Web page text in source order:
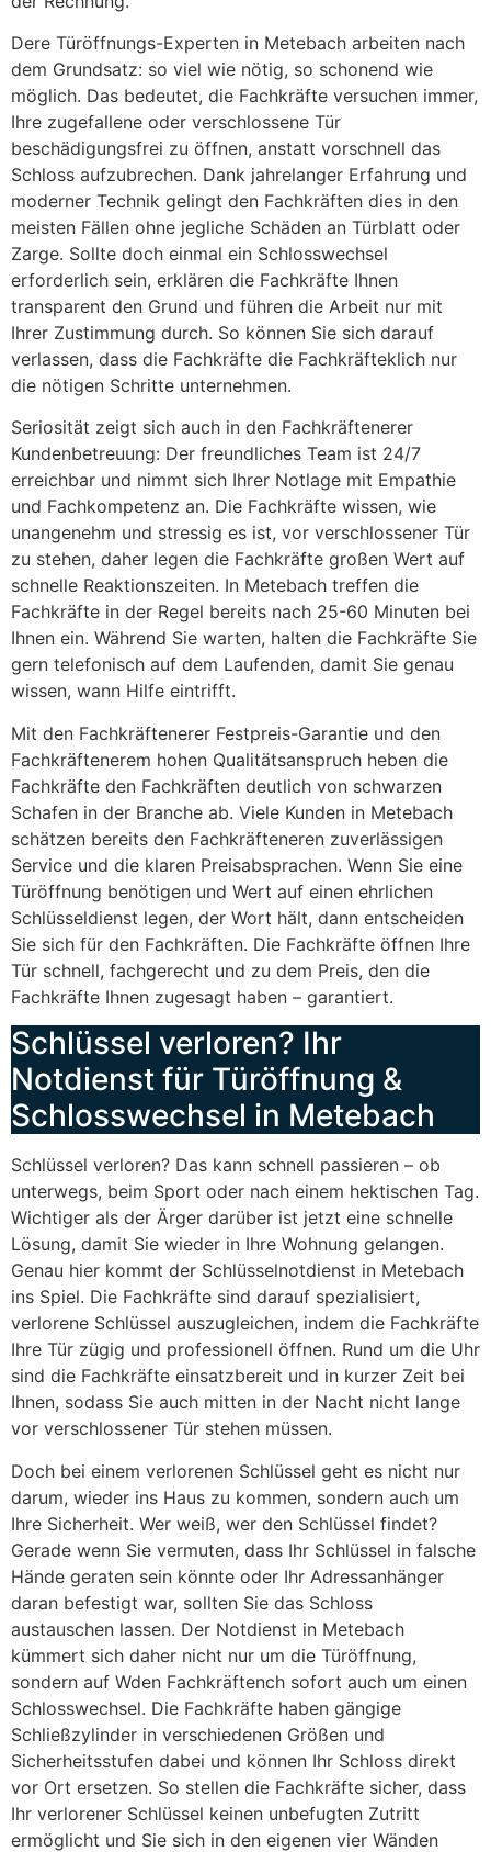
Dere Türöffnungs-Experten in Metebach arbeiten nach
dem Grundsatz: so viel wie nötig, so schonend wie
möglich. Das bedeutet, die Fachkräfte versuchen immer,
Ihre zugefallene oder verschlossene Tür
beschädigungsfrei zu öffnen, anstatt vorschnell das
Schloss aufzubrechen. Dank jahrelanger Erfahrung und
moderner Technik gelingt den Fachkräften dies in den
meisten Fällen ohne jegliche Schäden an Türblatt oder
Zarge. Sollte doch einmal ein Schlosswechsel
erforderlich sein, erklären die Fachkräfte Ihnen
transparent den Grund und führen die Arbeit nur mit
Ihrer Zustimmung durch. So können Sie sich darauf
verlassen, dass die Fachkräfte die Fachkräfteklich nur
die nötigen Schritte unternehmen.
Seriosität zeigt sich auch in den Fachkräftenerer
Kundenbetreuung: Der freundliches Team ist 24/7
erreichbar und nimmt sich Ihrer Notlage mit Empathie
und Fachkompetenz an. Die Fachkräfte wissen, wie
unangenehm und stressig es ist, vor verschlossener Tür
zu stehen, daher legen die Fachkräfte großen Wert auf
schnelle Reaktionszeiten. In Metebach treffen die
Fachkräfte in der Regel bereits nach 25-60 Minuten bei
Ihnen ein. Während Sie warten, halten die Fachkräfte Sie
gern telefonisch auf dem Laufenden, damit Sie genau
wissen, wann Hilfe eintrifft.
Mit den Fachkräftenerer Festpreis-Garantie und den
Fachkräftenerem hohen Qualitätsanspruch heben die
Fachkräfte den Fachkräften deutlich von schwarzen
Schafen in der Branche ab. Viele Kunden in Metebach
schätzen bereits den Fachkräfteneren zuverlässigen
Service und die klaren Preisabsprachen. Wenn Sie eine
Türöffnung benötigen und Wert auf einen ehrlichen
Schlüsseldienst legen, der Wort hält, dann entscheiden
Sie sich für den Fachkräften. Die Fachkräfte öffnen Ihre
Tür schnell, fachgerecht und zu dem Preis, den die
Fachkräfte Ihnen zugesagt haben – garantiert.
Schlüssel verloren? Ihr
Notdienst für Türöffnung &
Schlosswechsel in Metebach
Schlüssel verloren? Das kann schnell passieren – ob
unterwegs, beim Sport oder nach einem hektischen Tag.
Wichtiger als der Ärger darüber ist jetzt eine schnelle
Lösung, damit Sie wieder in Ihre Wohnung gelangen.
Genau hier kommt der Schlüsselnotdienst in Metebach
ins Spiel. Die Fachkräfte sind darauf spezialisiert,
verlorene Schlüssel auszugleichen, indem die Fachkräfte
Ihre Tür zügig und professionell öffnen. Rund um die Uhr
sind die Fachkräfte einsatzbereit und in kurzer Zeit bei
Ihnen, sodass Sie auch mitten in der Nacht nicht lange
vor verschlossener Tür stehen müssen.
Doch bei einem verlorenen Schlüssel geht es nicht nur
darum, wieder ins Haus zu kommen, sondern auch um
Ihre Sicherheit. Wer weiß, wer den Schlüssel findet?
Gerade wenn Sie vermuten, dass Ihr Schlüssel in falsche
Hände geraten sein könnte oder Ihr Adressanhänger
daran befestigt war, sollten Sie das Schloss
austauschen lassen. Der Notdienst in Metebach
kümmert sich daher nicht nur um die Türöffnung,
sondern auf Wden Fachkräftench sofort auch um einen
Schlosswechsel. Die Fachkräfte haben gängige
Schließzylinder in verschiedenen Größen und
Sicherheitsstufen dabei und können Ihr Schloss direkt
vor Ort ersetzen. So stellen die Fachkräfte sicher, dass
Ihr verlorener Schlüssel keinen unbefugten Zutritt
ermöglicht und Sie sich in den eigenen vier Wänden